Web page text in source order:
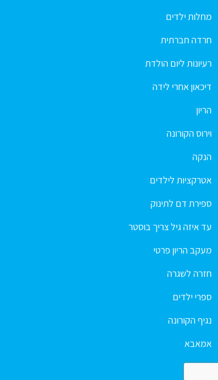
מחלות ילדים
חרדה חברתית
רעיונות ליום הולדת
דיכאון אחרי לידה
הריון
וירוס הקורונה
הנקה
אטרקציות לילדים
ספירת דם לתינוק
עד איזה גיל צריך בוסטר
מעקב הריון פרטי
חזרה לשגרה
ספרי ילדים
נגיף הקורונה
אמאבא